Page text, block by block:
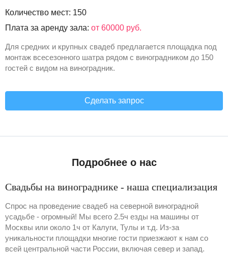
Количество мест: 150
Плата за аренду зала: от 60000 руб.
Для средних и крупных свадеб предлагается площадка под
монтаж всесезонного шатра рядом с виноградником до 150
гостей с видом на виноградник.
Сделать запрос
Подробнее о нас
Свадьбы на винограднике - наша специализация
Спрос на проведение свадеб на северной виноградной
усадьбе - огромный! Мы всего 2.5ч езды на машины от
Москвы или около 1ч от Калуги, Тулы и т.д. Из-за
уникальности площадки многие гости приезжают к нам со
всей центральной части России, включая север и запад.